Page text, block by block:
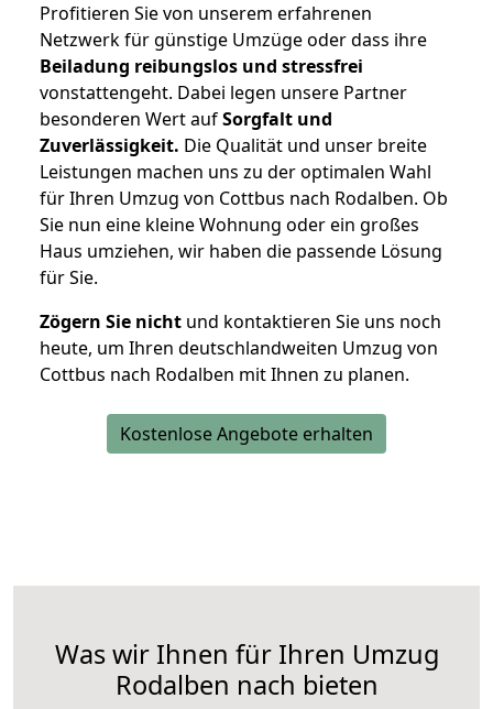
Profitieren Sie von unserem erfahrenen
Netzwerk für günstige Umzüge oder dass ihre
Beiladung reibungslos und stressfrei
vonstattengeht. Dabei legen unsere Partner
besonderen Wert aufSorgfalt und
Zuverlässigkeit. Die Qualität und unser breite
Leistungen machen uns zu der optimalen Wahl
für Ihren Umzug von Cottbus nach Rodalben. Ob
Sie nun eine kleine Wohnung oder ein großes
Haus umziehen, wir haben die passende Lösung
für Sie.
Zögern Sie nicht und kontaktieren Sie uns noch
heute, um Ihren deutschlandweiten Umzug von
Cottbus nach Rodalben mit Ihnen zu planen.
Kostenlose Angebote erhalten
Was wir Ihnen für Ihren Umzug
Rodalben nach bieten